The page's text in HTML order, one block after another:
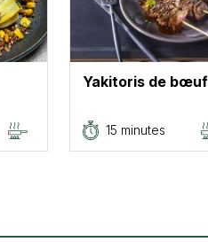
Yakitoris de bœuf
15 minutes